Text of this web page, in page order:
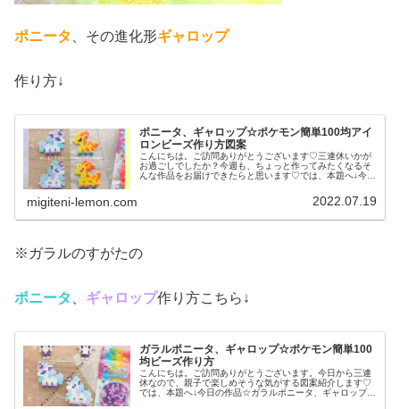
ポニータ 、その進化形ギャロップ
作り方↓
ポニータ、ギャロップ☆ポケモン簡単100均アイ
ロンビーズ作り方図案
こんにちは。ご訪問ありがとうございます♡三連休いかが
お過ごしでしたか？今週も、ちょっと作ってみたくなるそ
んな作品をお届けできたらと思います♡では、本題へ↓今日
migiteni-lemon.com 2022.07.19
※ガラルのすがたの
ポニータ ギャロップ作り方こちら↓
ガラルポニータ、ギャロップ☆ポケモン簡単100
均ビーズ作り方
こんにちは。ご訪問ありがとうございます。今日から三連
休なので、親子で楽しめそうな気がする図案紹介します♡
では、本題へ↓今日の作品☆ガラルポニータ、ギャロップ前